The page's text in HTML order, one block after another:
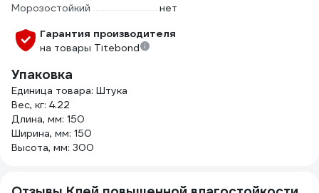
Морозостойкий
нет
Гарантия производителя
на товары Titebond
Упаковка
Единица товара: Штука
Вес, кг: 4.22
Длина, мм: 150
Ширина, мм: 150
Высота, мм: 300